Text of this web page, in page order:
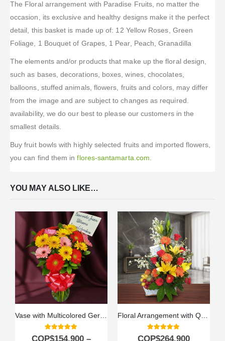
The Floral arrangement with Paradise Fruits, no matter the
occasion, its exclusive and healthy designs make it the perfect
detail, this basket is made up of: 12 Yellow Roses, Green
Foliage, 1 Bouquet of Grapes, 1 Pear, Peach, Granadilla
The elements and/or products that make up the floral design,
such as bases, decorations, boxes, wines, chocolates,
balloons, stuffed animals, flowers, fruits and colors, may differ
from the image and are subject to changes as required.
availability, we do our best to please our customers in the
smallest details.
Buy fruit bowls with highly selected fruits and imported flowers,
you can find them inflores-santamarta.com
YOU MAY ALSO LIKE…
5.00out of 5
COP$154.900 – 5.00out of 5
COP$264.900